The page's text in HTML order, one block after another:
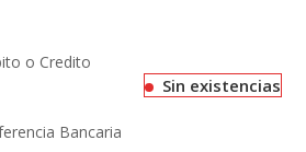
o Credito
Bancaria
Sin existencias